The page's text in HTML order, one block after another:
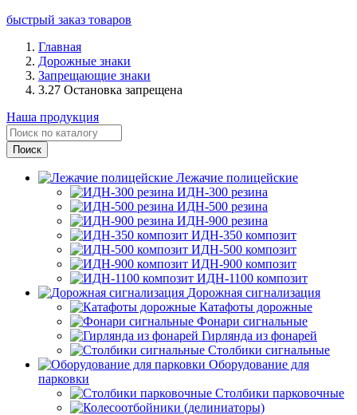
быстрый заказ товаров
Главная
Дорожные знаки
Запрещающие знаки
3.27 Остановка запрещена
Наша продукция
Лежачие полицейские
ИДН-300 резина
ИДН-500 резина
ИДН-900 резина
ИДН-350 композит
ИДН-500 композит
ИДН-900 композит
ИДН-1100 композит
Дорожная сигнализация
Катафоты дорожные
Фонари сигнальные
Гирлянда из фонарей
Столбики сигнальные
Оборудование для
парковки
Столбики парковочные